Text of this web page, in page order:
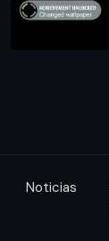
Noticias